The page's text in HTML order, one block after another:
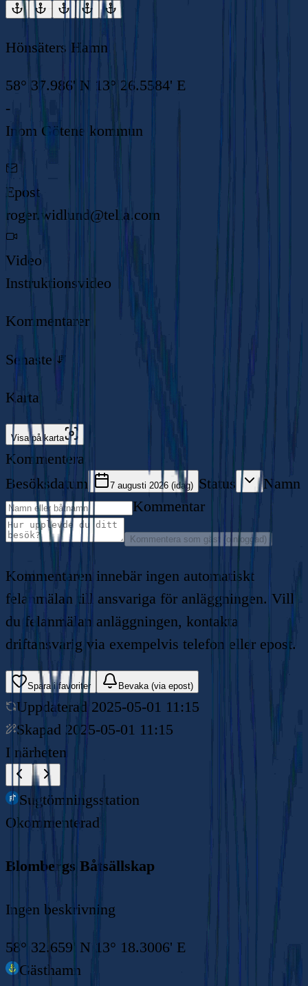
Hönsäters Hamn
58° 37.986' N 13° 26.5584' E
-
Inom Götene kommun
Epost
roger.widlund@telia.com
Video
Instruktionsvideo
Kommentarer
Senaste
Karta
Visa på karta
Kommentera
Besöksdatum
7 augusti 2026 (idag) Status
Namn
Kommentar
Kommentera som gäst (oinloggad)
Kommentaren innebär ingen automatiskt
felanmälan till ansvariga för anläggningen. Vill
du felanmälan anläggningen, kontakta
driftansvarig via exempelvis telefon eller epost.
Spara i favoriter Bevaka (via epost)
Uppdaterad 2025-05-01 11:15
Skapad 2025-05-01 11:15
I närheten
Sugtömningsstation
Okommenterad
Blombergs Båtsällskap
Ingen beskrivning
58° 32.659' N 13° 18.3006' E
Gästhamn